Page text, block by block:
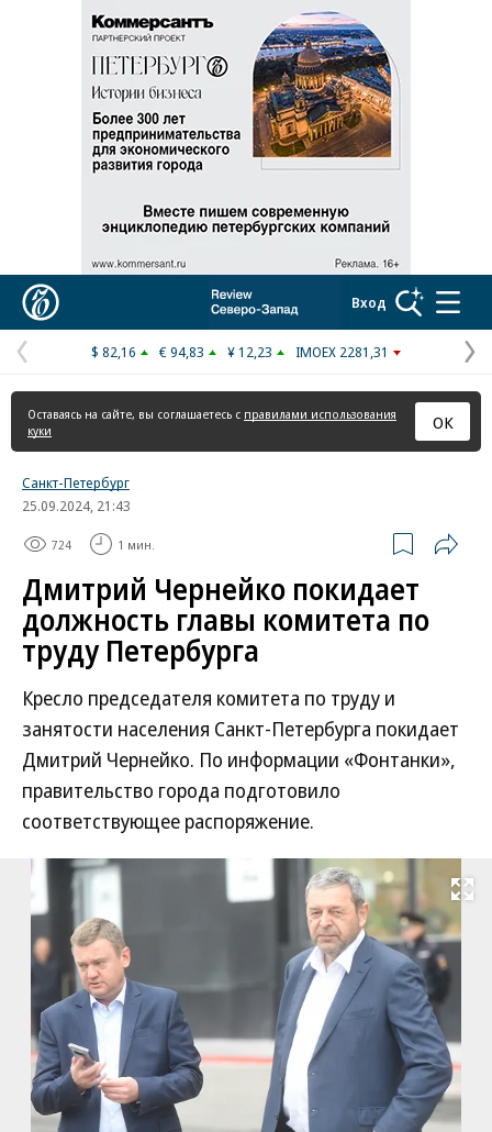
Реклама в «Ъ» www.kommersant.ru/ad
Вход
Предыдущая
страница
$ 82,16 € 94,83 ¥ 12,23 IMOEX 2281,31
Оставаясь на сайте, вы соглашаетесь с правилами использования
куки
ОК
Санкт-Петербург
25.09.2024, 21:43
724 1 мин.
Дмитрий Чернейко покидает
должность главы комитета по
труду Петербурга
Кресло председателя комитета по труду и
занятости населения Санкт-Петербурга покидает
Дмитрий Чернейко. По информации «Фонтанки»,
правительство города подготовило
соответствующее распоряжение.
Развернуть